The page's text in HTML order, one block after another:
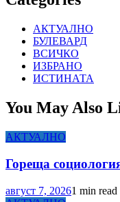
АКТУАЛНО
БУЛЕВАРД
ВСИЧКО
ИЗБРАНО
ИСТИНАТА
You May Also
АКТУАЛНО
Гореща
август 7, 20261 min read